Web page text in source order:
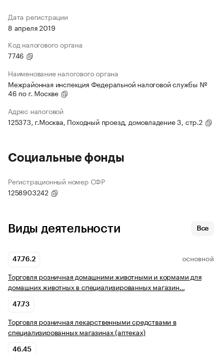
Дата регистрации
8 апреля 2019
Код налогового органа
7746
Наименование налогового органа
Межрайонная инспекция Федеральной налоговой службы №
46 по г. Москве
Адрес налоговой
125373, г.Москва, Походный проезд, домовладение 3, стр.2
Социальные фонды
Регистрационный номер СФР
1258903242
Виды деятельности Все
47.76.2 ОСНОВНОЙ
Торговля розничная домашними животными и кормами для
домашних животных в специализированных магазин…
47.73
Торговля розничная лекарственными средствами в
специализированных магазинах (аптеках)
46.45